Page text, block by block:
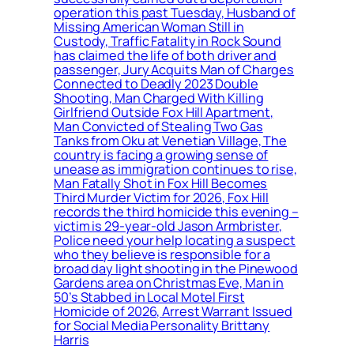
operation this past Tuesday, Husband of
Missing American Woman Still in
Custody, Traffic Fatality in Rock Sound
has claimed the life of both driver and
passenger, Jury Acquits Man of Charges
Connected to Deadly 2023 Double
Shooting, Man Charged With Killing
Girlfriend Outside Fox Hill Apartment,
Man Convicted of Stealing Two Gas
Tanks from Oku at Venetian Village, The
country is facing a growing sense of
unease as immigration continues to rise,
Man Fatally Shot in Fox Hill Becomes
Third Murder Victim for 2026, Fox Hill
records the third homicide this evening –
victim is 29-year-old Jason Armbrister,
Police need your help locating a suspect
who they believe is responsible for a
broad day light shooting in the Pinewood
Gardens area on Christmas Eve, Man in
50’s Stabbed in Local Motel First
Homicide of 2026, Arrest Warrant Issued
for Social Media Personality Brittany
Harris